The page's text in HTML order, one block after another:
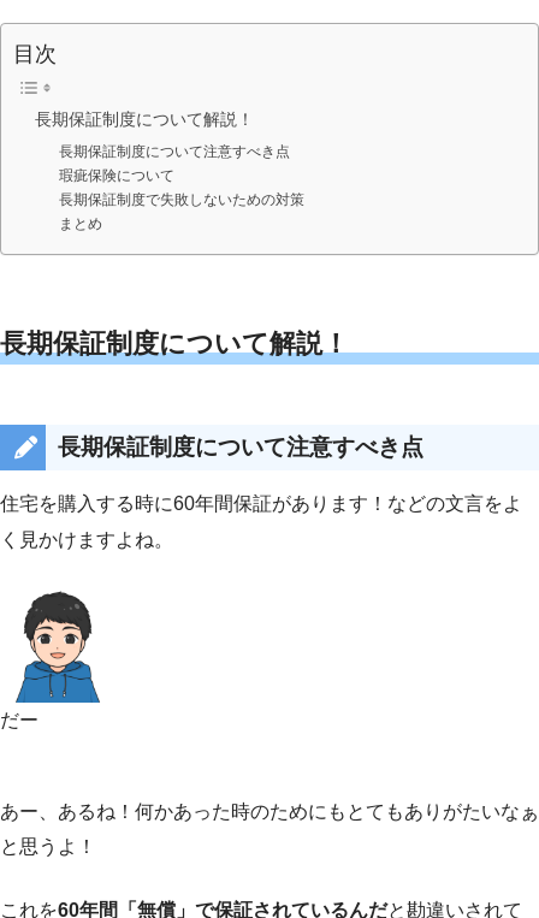
目次
長期保証制度について解説！
長期保証制度について注意すべき点
瑕疵保険について
長期保証制度で失敗しないための対策
まとめ
長期保証制度について解説！
長期保証制度について注意すべき点
住宅を購入する時に60年間保証があります！などの文言をよ
く見かけますよね。
だー
あー、あるね！何かあった時のためにもとてもありがたいなぁ
と思うよ！
これを60年間「無償」で保証されているんだと勘違いされて